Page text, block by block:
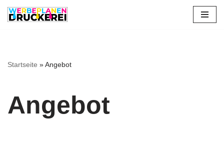
Startseite »Angebot
Angebot